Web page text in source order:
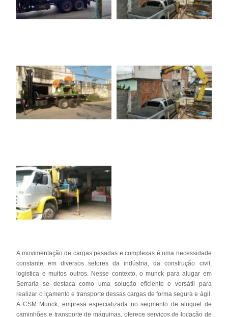
A movimentação de cargas pesadas e complexas é uma necessidade
constante em diversos setores da indústria, da construção civil,
logística e muitos outros. Nesse contexto, o munck para alugar em
Serraria se destaca como uma solução eficiente e versátil para
realizar o içamento e transporte dessas cargas de forma segura e ágil.
A CSM Munck, empresa especializada no segmento de aluguel de
caminhões e transporte de máquinas, oferece serviços de locação de